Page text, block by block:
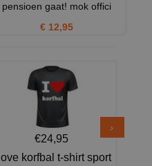
pensioen gaat! mok offici
€ 12,95
€24,95
love korfbal t-shirt sport